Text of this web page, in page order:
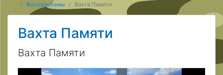
Фотоальбомы
Вахта Памяти
Вахта Памяти
Вахта Памяти